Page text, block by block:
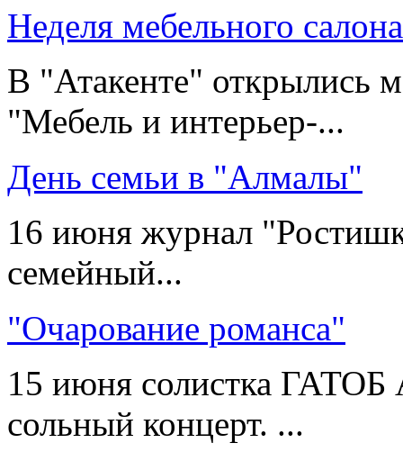
Неделя мебельного
В "Атакенте" открылись
"Мебель и интерьер-...
День семьи в "Алмалы"
16 июня журнал
семейный...
"Очарование романса"
15 июня солистка ГАТОБ
сольный концерт. ...